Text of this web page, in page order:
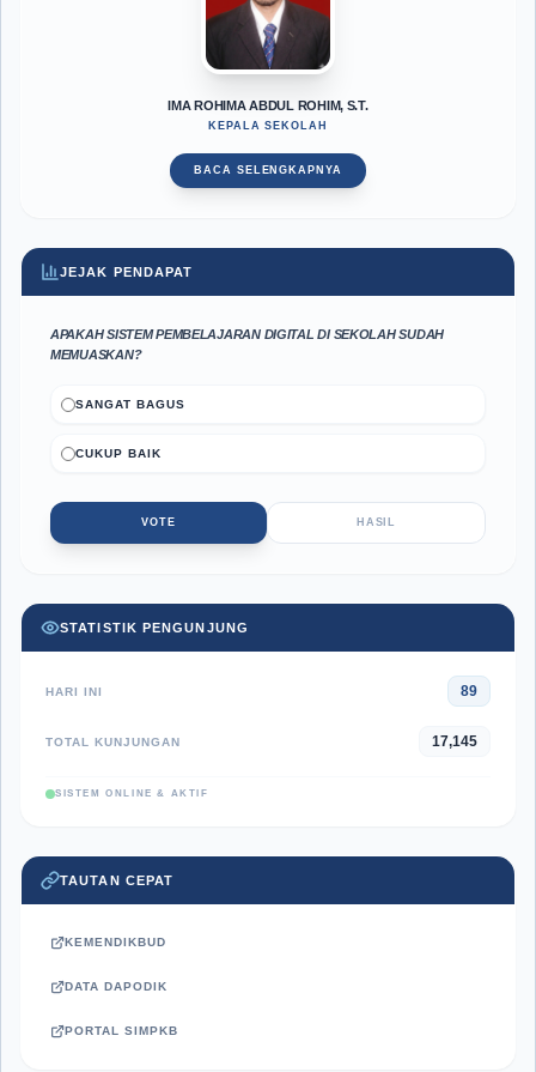
IMA ROHIMA ABDUL ROHIM, S.T.
KEPALA SEKOLAH
BACA SELENGKAPNYA
JEJAK PENDAPAT
APAKAH SISTEM PEMBELAJARAN DIGITAL DI SEKOLAH SUDAH
MEMUASKAN?
SANGAT BAGUS
CUKUP BAIK
VOTE HASIL
STATISTIK PENGUNJUNG
HARI INI 89
TOTAL KUNJUNGAN 17,145
SISTEM ONLINE & AKTIF
TAUTAN CEPAT
KEMENDIKBUD
DATA DAPODIK
PORTAL SIMPKB